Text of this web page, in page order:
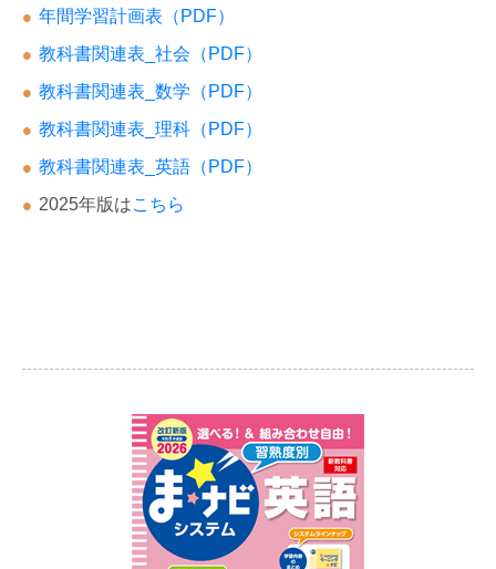
年間学習計画表（PDF）
教科書関連表_社会（PDF）
教科書関連表_数学（PDF）
教科書関連表_理科（PDF）
教科書関連表_英語（PDF）
2025年版はこちら